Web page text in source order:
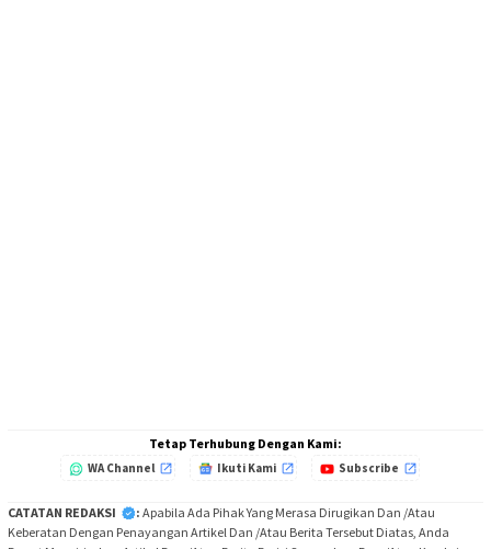
Tetap Terhubung Dengan Kami:
WA Channel Ikuti Kami Subscribe
CATATAN REDAKSI : Apabila Ada Pihak Yang Merasa Dirugikan Dan /Atau
Keberatan Dengan Penayangan Artikel Dan /Atau Berita Tersebut Diatas, Anda